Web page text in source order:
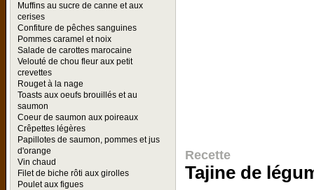
Muffins au sucre de canne et aux
cerises
Confiture de pêches sanguines
Pommes caramel et noix
Salade de carottes marocaine
Velouté de chou fleur aux petit
crevettes
Rouget à la nage
Toasts aux oeufs brouillés et au
saumon
Coeur de saumon aux poireaux
Crêpettes légères
Papillotes de saumon, pommes et jus
d'orange
Vin chaud
Filet de biche rôti aux girolles
Poulet aux figues
Recette
Tajine de